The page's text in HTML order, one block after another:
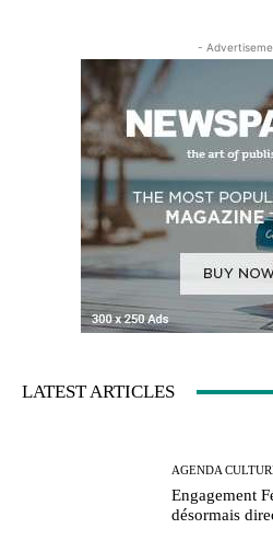
-
LATEST ARTICLES
AGENDA
Engagement
désormais